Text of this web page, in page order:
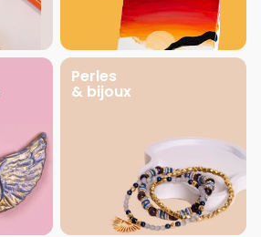
Perles
& bijoux